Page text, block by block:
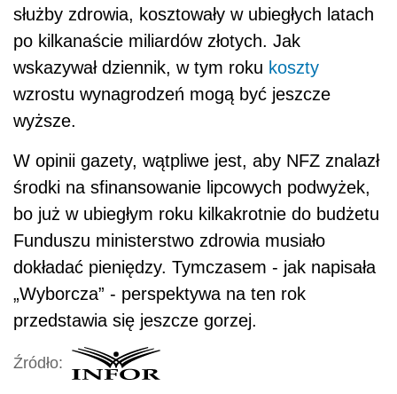
służby zdrowia, kosztowały w ubiegłych latach
po kilkanaście miliardów złotych. Jak
wskazywał dziennik, w tym roku koszty
wzrostu wynagrodzeń mogą być jeszcze
wyższe.
W opinii gazety, wątpliwe jest, aby NFZ znalazł
środki na sfinansowanie lipcowych podwyżek,
bo już w ubiegłym roku kilkakrotnie do budżetu
Funduszu ministerstwo zdrowia musiało
dokładać pieniędzy. Tymczasem - jak napisała
„Wyborcza” - perspektywa na ten rok
przedstawia się jeszcze gorzej.
Źródło: